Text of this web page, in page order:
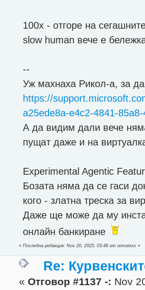
100х - отгоре на
slow human вече е
--
Уж махнаха Рикол-а, за
https://
a25ede8a-e4c2-4841-
А да видим дали вече
пущат даже и на
Experimental Agentic
Бозата няма да се гаси
кого - златна треска за
Даже ще може да му
онлайн банкиране
«Последна редакция: Nov 20, 2025, 03:48 от remotexx »
Re:
« Отговор #1137 -: Nov